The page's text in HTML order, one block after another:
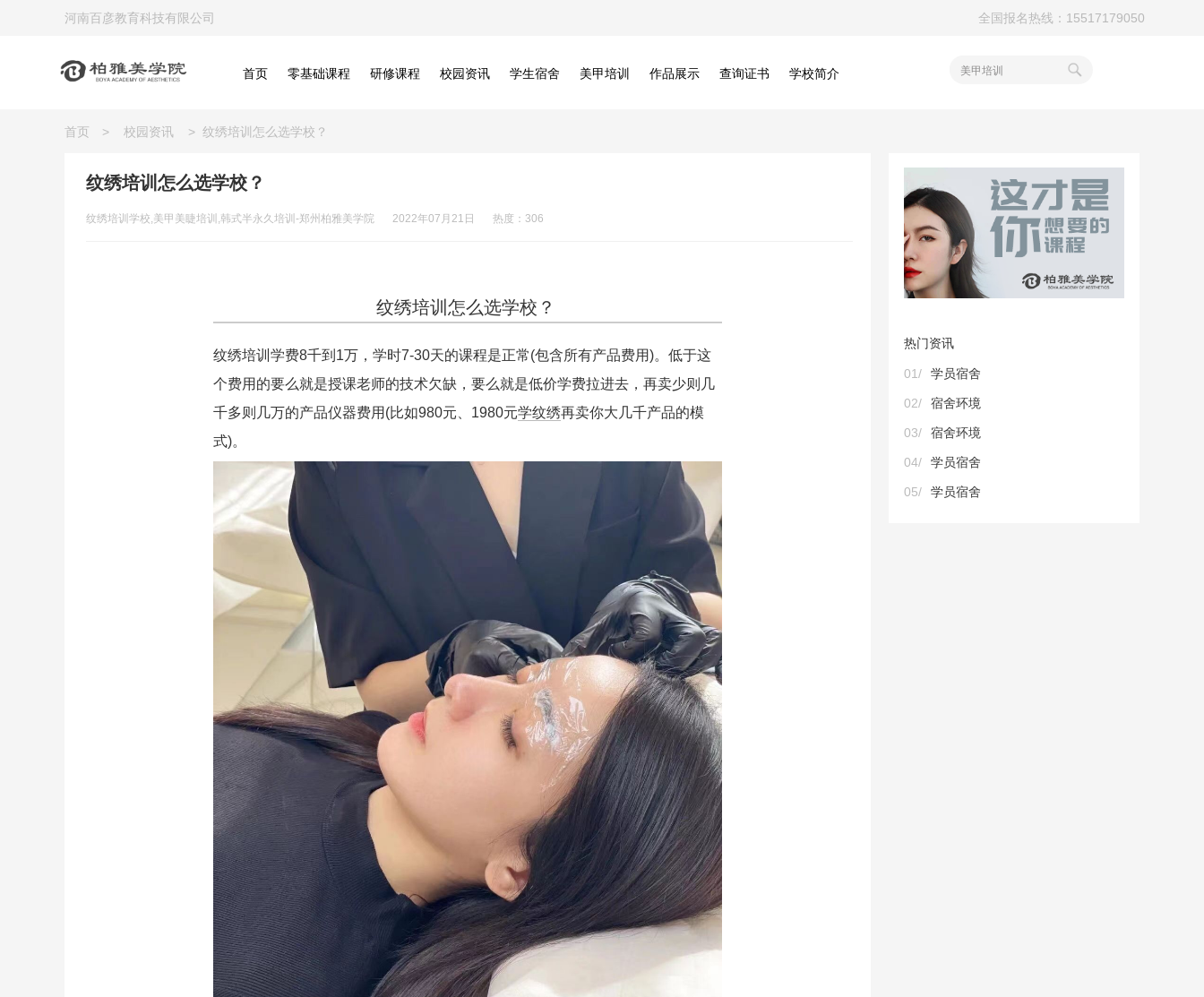
河南百彦教育科技有限公司 全国报名热线：15517179050
首页 零基础课程 研修课程 校园资讯 学生宿舍 美甲培训 作品展示 查询证书 学校简介 美甲培训
首页 > 校园资讯 > 纹绣培训怎么选学校？
纹绣培训怎么选学校？
纹绣培训学校,美甲美睫培训,韩式半永久培训-郑州柏雅美学院 2022年07月21日 热度：306
纹绣培训怎么选学校？
纹绣培训学费8千到1万，学时7-30天的课程是正常(包含所有产品费用)。低于这
个费用的要么就是授课老师的技术欠缺，要么就是低价学费拉进去，再卖少则几
千多则几万的产品仪器费用(比如980元、1980元学纹绣再卖你大几千产品的模
式)。
热门资讯
01/ 学员宿舍
02/ 宿舍环境
03/ 宿舍环境
04/ 学员宿舍
05/ 学员宿舍